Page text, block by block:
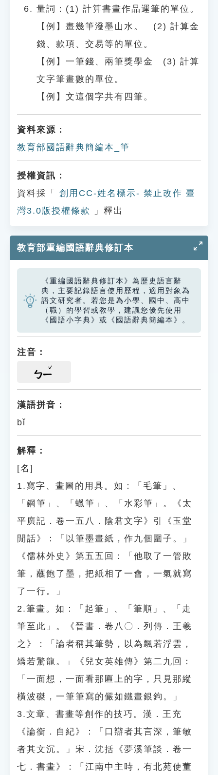
量詞：(1) 計算書畫作品運筆的單位。
【例】畫幾筆潑墨山水。 (2) 計算金
錢、款項、交易等的單位。
【例】一筆錢、兩筆獎學金 (3) 計算
文字筆畫數的單位。
【例】文這個字共有四筆。
資料來源：
教育部國語辭典簡編本_筆
授權資訊：
資料採「
創用CC-姓名標示- 禁止改作 臺
灣3.0版授權條款
」釋出
教育部重編國語辭典修訂本
《重編國語辭典修訂本》為歷史語言辭
典，主要記錄語言使用歷程，適用對象為
語文研究者。若您是為小學、國中、高中
（職）的學習或教學，建議您優先使用
《國語小字典》或《國語辭典簡編本》。
注音：
ㄅㄧ
漢語拼音：
bǐ
解釋：
[名]
1.寫字、畫圖的用具。如：「毛筆」、
「鋼筆」、「蠟筆」、「水彩筆」。《太
平廣記．卷一五八．陰君文字》引《玉堂
閒話》：「以筆墨畫紙，作九個圍子。」
《儒林外史》第五五回：「他取了一管敗
筆，蘸飽了墨，把紙相了一會，一氣就寫
了一行。」
2.筆畫。如：「起筆」、「筆順」、「走
筆至此」。《晉書．卷八〇．列傳．王羲
之》：「論者稱其筆勢，以為飄若浮雲，
矯若驚龍。」《兒女英雄傳》第二九回：
「一面想，一面看那匾上的字，只見那縱
橫波磔，一筆筆寫的儼如鐵畫銀鉤。」
3.文章、書畫等創作的技巧。漢．王充
《論衡．自紀》：「口辯者其言深，筆敏
者其文沉。」宋．沈括《夢溪筆談．卷一
七．書畫》：「江南中主時，有北苑使董